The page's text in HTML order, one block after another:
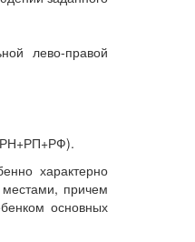
лево-правой
характерно
причем
основных